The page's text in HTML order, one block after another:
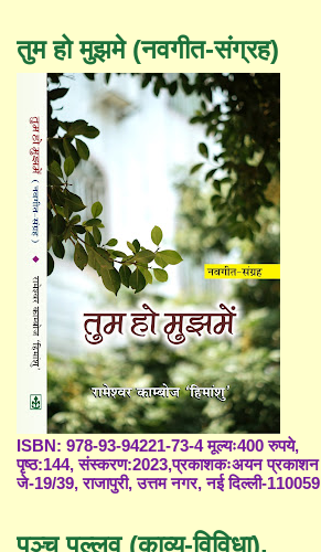
तुम हो मुझमे (नवगीत-संग्रह)
ISBN: 978-93-94221-73-4 मूल्यः400 रुपये,
पृष्ठ:144, संस्करण:2023,प्रकाशकःअयन प्रकाशन
जे-19/39, राजापुरी, उत्तम नगर, नई दिल्ली-110059
पञ्च पल्लव (काव्य-विविधा),